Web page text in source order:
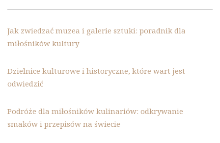
Jak zwiedzać muzea i galerie sztuki: poradnik dla
miłośników kultury
Dzielnice kulturowe i historyczne, które wart jest
odwiedzić
Podróże dla miłośników kulinariów: odkrywanie
smaków i przepisów na świecie